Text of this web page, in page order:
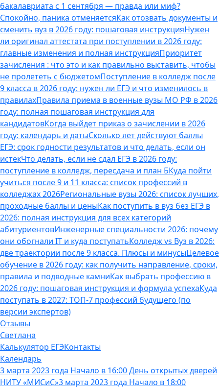
бакалавриата с 1 сентября — правда или миф?
Спокойно, паника отменяетсяКак отозвать документы и
сменить вуз в 2026 году: пошаговая инструкцияНужен
ли оригинал аттестата при поступлении в 2026 году:
главные изменения и полная инструкцияПриоритет
зачисления : что это и как правильно выставить, чтобы
не пролететь с бюджетомПоступление в колледж после
9 класса в 2026 году: нужен ли ЕГЭ и что изменилось в
правилахПравила приема в военные вузы МО РФ в 2026
году: полная пошаговая инструкция для
кандидатовКогда выйдет приказ о зачислении в 2026
году: календарь и датыСколько лет действуют баллы
ЕГЭ: срок годности результатов и что делать, если он
истекЧто делать, если не сдал ЕГЭ в 2026 году:
поступление в колледж, пересдача и план БКуда пойти
учиться после 9 и 11 класса: список профессий в
колледжах 2026Региональные вузы 2026: список лучших,
проходные баллы и ценыКак поступить в вуз без ЕГЭ в
2026: полная инструкция для всех категорий
абитуриентовИнженерные специальности 2026: почему
они обогнали IT и куда поступатьКолледж vs Вуз в 2026:
две траектории после 9 класса. Плюсы и минусыЦелевое
обучение в 2026 году: как получить направление, сроки,
правила и подводные камниКак выбрать профессию в
2026 году: пошаговая инструкция и формула успехаКуда
поступать в 2027: ТОП-7 профессий будущего (по
версии экспертов)
Отзывы
Светлана
Калькулятор ЕГЭКонтакты
Календарь
3 марта 2023 года Начало в 16:00 День открытых дверей
НИТУ «МИСиС»3 марта 2023 года Начало в 18:00